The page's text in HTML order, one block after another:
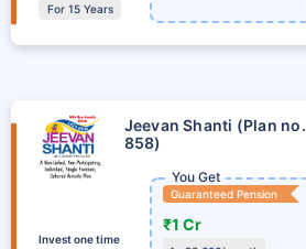
For 15 Years
Jeevan Shanti (Plan no.
858)
Invest one time
You Get
Guaranteed Pension
₹1 Cr